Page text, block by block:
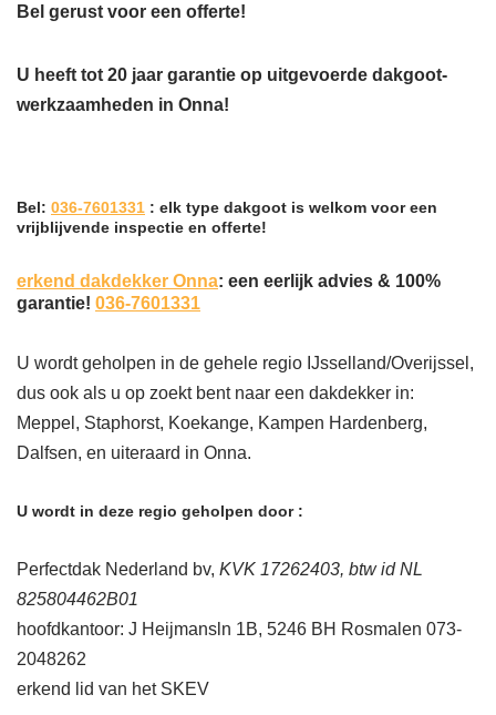
Bel gerust voor een offerte!
U heeft tot 20 jaar garantie op uitgevoerde dakgoot-
werkzaamheden in Onna!
Bel: 036-7601331 : elk type dakgoot is welkom voor een
vrijblijvende inspectie en offerte!
erkend dakdekker Onna: een eerlijk advies & 100%
garantie! 036-7601331
U wordt geholpen in de gehele regio IJsselland/Overijssel,
dus ook als u op zoekt bent naar een dakdekker in:
Meppel, Staphorst, Koekange, Kampen Hardenberg,
Dalfsen, en uiteraard in Onna.
U wordt in deze regio geholpen door :
Perfectdak Nederland bv, KVK 17262403, btw id NL
825804462B01
hoofdkantoor: J Heijmansln 1B, 5246 BH Rosmalen 073-
2048262
erkend lid van het SKEV